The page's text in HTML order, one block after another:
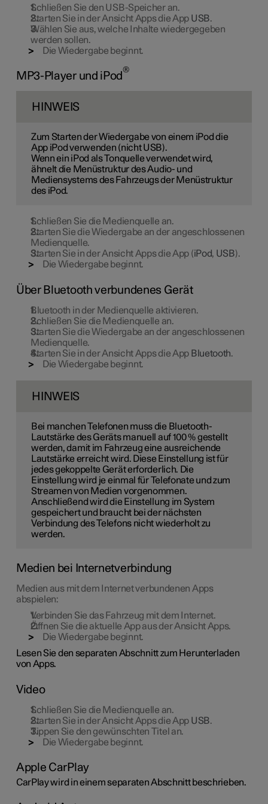
Schließen Sie den USB-Speicher an.
Starten Sie in der Ansicht Apps die App USB.
Wählen Sie aus, welche Inhalte wiedergegeben
werden sollen.
Die Wiedergabe beginnt.
MP3-Player und iPod
®
HINWEIS
Zum Starten der Wiedergabe von einem iPod die
App iPod verwenden (nicht USB).
Wenn ein iPod als Tonquelle verwendet wird,
ähnelt die Menüstruktur des Audio- und
Mediensystems des Fahrzeugs der Menüstruktur
des iPod.
Schließen Sie die Medienquelle an.
Starten Sie die Wiedergabe an der angeschlossenen
Medienquelle.
Starten Sie in der Ansicht Apps die App (iPod, USB).
Die Wiedergabe beginnt.
Über Bluetooth verbundenes Gerät
Bluetooth in der Medienquelle aktivieren.
Schließen Sie die Medienquelle an.
Starten Sie die Wiedergabe an der angeschlossenen
Medienquelle.
Starten Sie in der Ansicht Apps die App Bluetooth.
Die Wiedergabe beginnt.
HINWEIS
Bei manchen Telefonen muss die Bluetooth-
Lautstärke des Geräts manuell auf 100 % gestellt
werden, damit im Fahrzeug eine ausreichende
Lautstärke erreicht wird. Diese Einstellung ist für
jedes gekoppelte Gerät erforderlich. Die
Einstellung wird je einmal für Telefonate und zum
Streamen von Medien vorgenommen.
Anschließend wird die Einstellung im System
gespeichert und braucht bei der nächsten
Verbindung des Telefons nicht wiederholt zu
werden.
Medien bei Internetverbindung
Medien aus mit dem Internet verbundenen Apps
abspielen:
Verbinden Sie das Fahrzeug mit dem Internet.
Öffnen Sie die aktuelle App aus der Ansicht Apps.
Die Wiedergabe beginnt.
Lesen Sie den separaten Abschnitt zum Herunterladen
von Apps.
Video
Schließen Sie die Medienquelle an.
Starten Sie in der Ansicht Apps die App USB.
Tippen Sie den gewünschten Titel an.
Die Wiedergabe beginnt.
Apple CarPlay
CarPlay wird in einem separaten Abschnitt beschrieben.